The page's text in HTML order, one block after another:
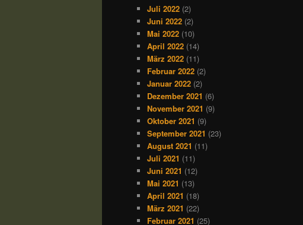
Juli 2022 (2)
Juni 2022 (2)
Mai 2022 (10)
April 2022 (14)
März 2022 (11)
Februar 2022 (2)
Januar 2022 (2)
Dezember 2021 (6)
November 2021 (9)
Oktober 2021 (9)
September 2021 (23)
August 2021 (11)
Juli 2021 (11)
Juni 2021 (12)
Mai 2021 (13)
April 2021 (18)
März 2021 (22)
Februar 2021 (25)